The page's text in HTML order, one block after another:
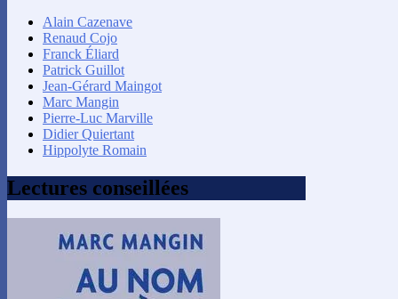
Alain Cazenave
Renaud Cojo
Franck Éliard
Patrick Guillot
Jean-Gérard Maingot
Marc Mangin
Pierre-Luc Marville
Didier Quiertant
Hippolyte Romain
Lectures conseillées